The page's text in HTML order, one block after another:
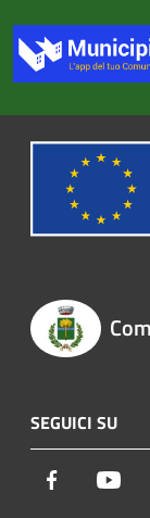
SEGUICI SU
Facebook